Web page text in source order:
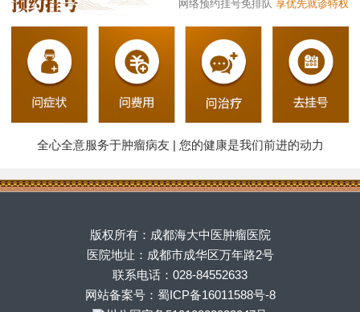
网络预约挂号免排队 享优先就诊特权
全心全意服务于肿瘤病友 | 您的健康是我们前进的动力
版权所有：成都海大中医肿瘤医院
医院地址：成都市成华区万年路2号
联系电话：028-84552633
网站备案号：蜀ICP备16011588号-8